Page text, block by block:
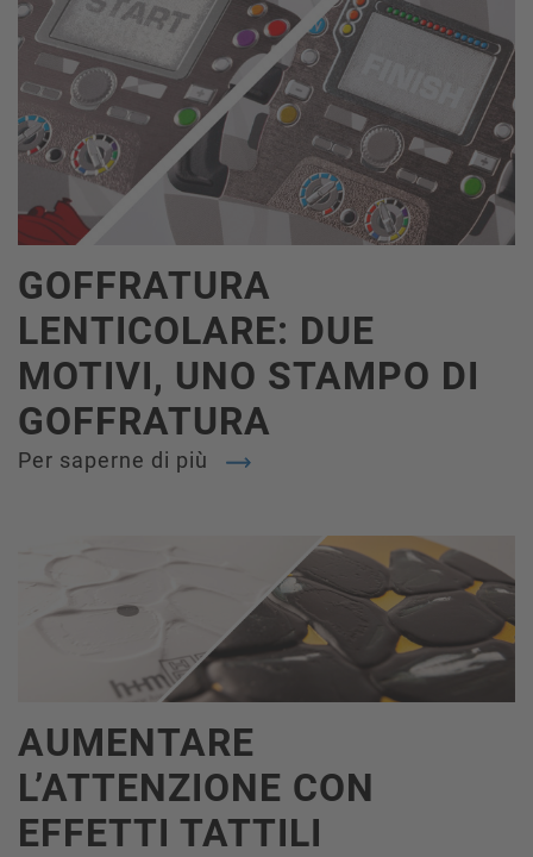
GOFFRATURA
LENTICOLARE: DUE
MOTIVI, UNO STAMPO DI
GOFFRATURA
Per saperne di più
AUMENTARE
L’ATTENZIONE CON
EFFETTI TATTILI